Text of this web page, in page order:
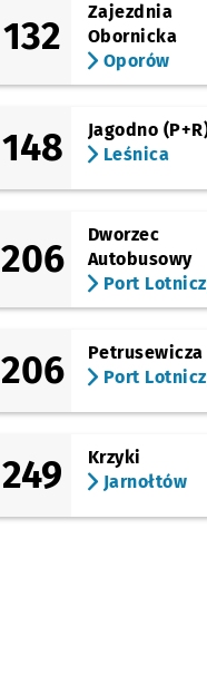
Chociebuska (C. K.
Nowy Pafawag)
(Rogowska)
Rogowska (Ośrodek
(Żernicka)
Wrocław Nowy Dwór
Kołobrzeska NŻ
(Kołobrzeska)
Kuźniki
132
Zajezdnia
Obornicka
Oporów
148
Jagodno
Leśnica
206
Dworzec
Autobusowy
Port
206
Petrusewicza
Port
249
Krzyki
Jarnołtów